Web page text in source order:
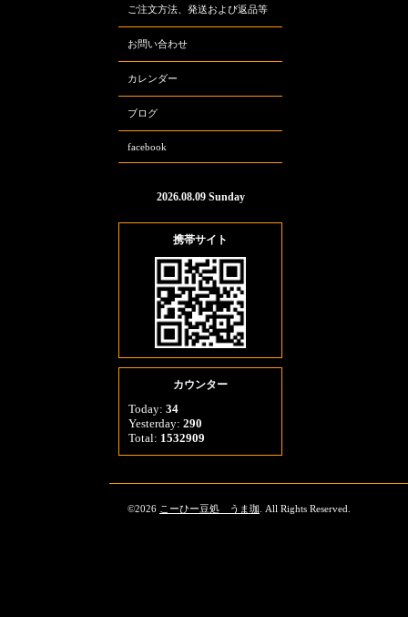
ご注文方法、発送および返品等
お問い合わせ
カレンダー
ブログ
facebook
2026.08.09 Sunday
携帯サイト
カウンター
Today: 34
Yesterday: 290
Total: 1532909
©2026 こーひー豆処 うま珈 . All Rights Reserved.